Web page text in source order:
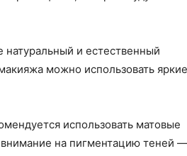
и естественный
можно использовать
использовать матовые
внимание на пигментацию теней —